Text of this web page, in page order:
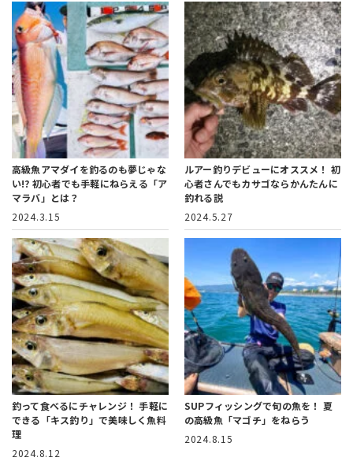
高級魚アマダイを釣るのも夢じゃな
い!? 初心者でも手軽にねらえる「ア
マラバ」とは？
2024.3.15
ルアー釣りデビューにオススメ！ 初
心者さんでもカサゴならかんたんに
釣れる説
2024.5.27
釣って食べるにチャレンジ！手軽に
できる「キス釣り」で美味しく魚料
理
2024.8.12
SUPフィッシングで旬の魚を！ 夏
の高級魚「マゴチ」をねらう
2024.8.15